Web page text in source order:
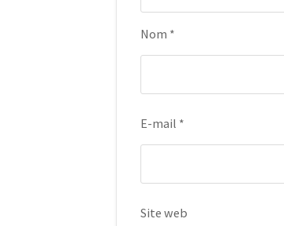
Nom *
E-mail *
Site web